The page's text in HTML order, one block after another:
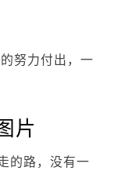
努力付出，一
片
的路，没有一